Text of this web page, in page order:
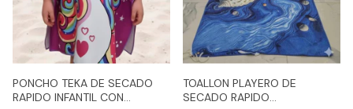
PONCHO TEKA DE SECADO
RAPIDO INFANTIL CON
TOALLON PLAYERO DE
SECADO RAPIDO